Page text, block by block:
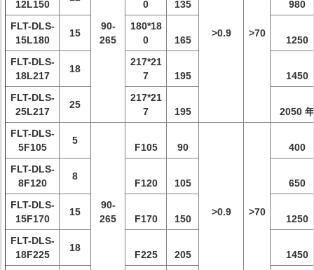
90-
265
>0.9 >70
12L150 0 135
980
FLT-DLS-
15L180
15
180*18
0
165
1250
FLT-DLS-
18L217
18
217*21
7
195
1450
FLT-DLS-
25L217
25
217*21
7
195
2050 年
FLT-DLS-
5F105
5
90-
265
F105 90
>0.9 >70
400
FLT-DLS-
8F120
8
F120 105
650
FLT-DLS-
15F170
15
F170 150
1250
FLT-DLS-
18F225
18
F225 205
1450